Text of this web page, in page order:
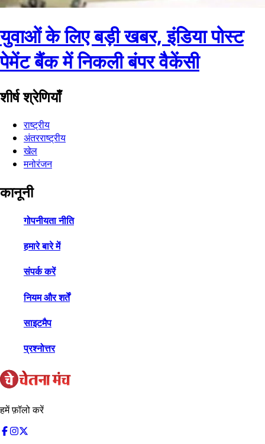
युवाओं के लिए बड़ी खबर, इंडिया पोस्ट
पेमेंट बैंक में निकली बंपर वैकेंसी
शीर्ष श्रेणियाँ
राष्ट्रीय
अंतरराष्ट्रीय
खेल
मनोरंजन
कानूनी
गोपनीयता नीति
हमारे बारे में
संपर्क करें
नियम और शर्तें
साइटमैप
प्रश्नोत्तर
हमें फ़ॉलो करें